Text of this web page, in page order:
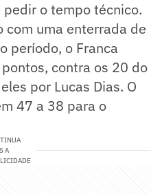
pedir o tempo técnico.
com uma enterrada de
período, o Franca
contra os 20 do
por Lucas Dias. O
47 a 38 para o
A